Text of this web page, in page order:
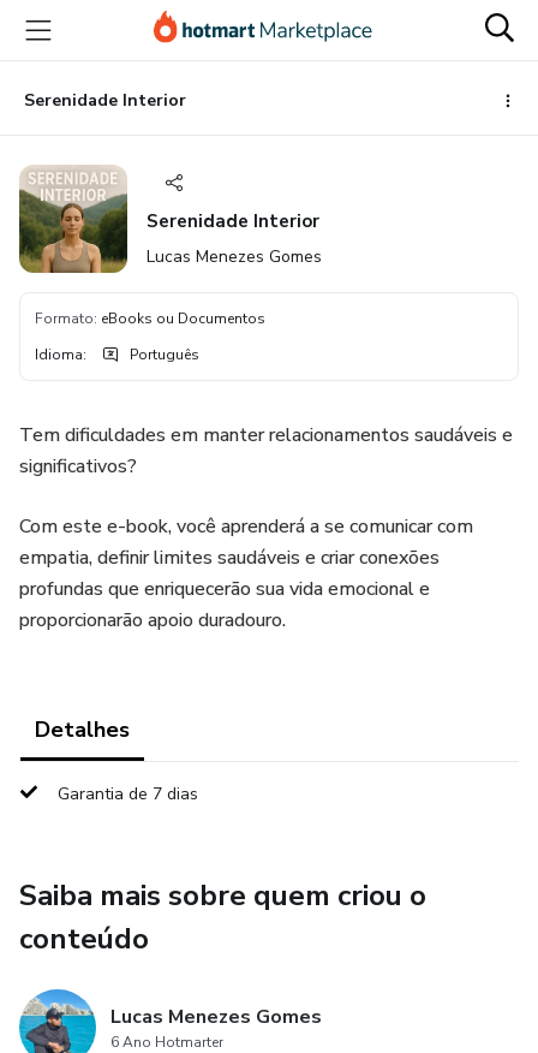
para
conteúdo
principal
para
pagamento
para
rodapé
Serenidade Interior
Serenidade Interior
Lucas Menezes Gomes
Formato: eBooks ou Documentos
Idioma: Português
Tem dificuldades em manter relacionamentos saudáveis e
significativos?
Com este e-book, você aprenderá a se comunicar com
empatia, definir limites saudáveis e criar conexões
profundas que enriquecerão sua vida emocional e
proporcionarão apoio duradouro.
Detalhes
Garantia de 7 dias
Saiba mais sobre quem criou o
conteúdo
Lucas Menezes Gomes
6 Ano Hotmarter